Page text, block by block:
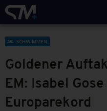
SCHWIMMEN
Goldener
EM: Isabel
Europarekord